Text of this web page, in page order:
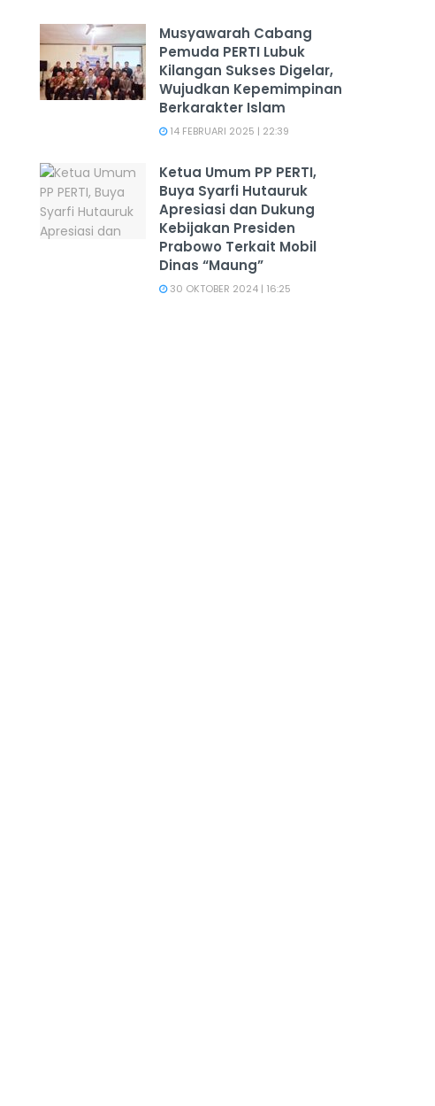
Musyawarah Cabang
Pemuda PERTI Lubuk
Kilangan Sukses Digelar,
Wujudkan Kepemimpinan
Berkarakter Islam
14 FEBRUARI 2025 | 22:39
Ketua Umum PP PERTI,
Buya Syarfi Hutauruk
Apresiasi dan Dukung
Kebijakan Presiden
Prabowo Terkait Mobil
Dinas “Maung”
30 OKTOBER 2024 | 16:25